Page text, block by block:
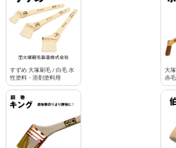
すずめ 大塚刷毛 / 白毛 水
性塗料・溶剤塗料用
大
赤